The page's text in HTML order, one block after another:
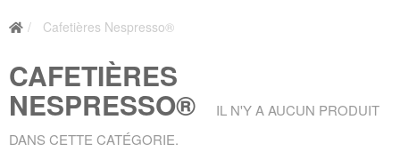
Cafetières Nespresso®
CAFETIÈRES
NESPRESSO®
IL N'Y A AUCUN PRODUIT
DANS CETTE CATÉGORIE.